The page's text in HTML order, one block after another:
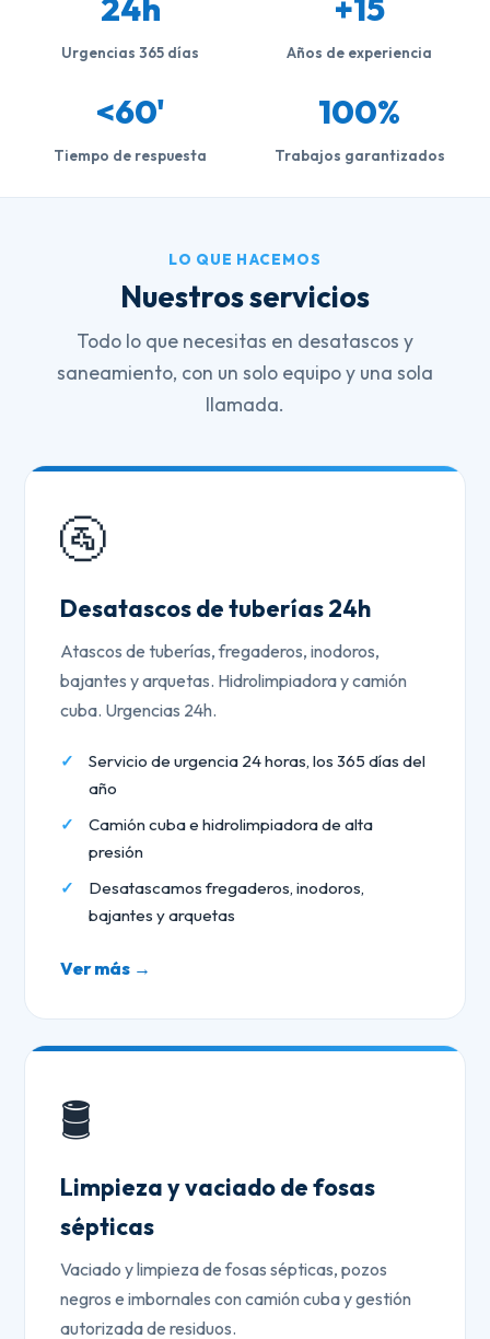
24h
Urgencias 365 días
+15
Años de experiencia
<60'
Tiempo de respuesta
100%
Trabajos garantizados
LO QUE HACEMOS
Nuestros servicios
Todo lo que necesitas en desatascos y
saneamiento, con un solo equipo y una sola
llamada.
🚰
Desatascos de tuberías 24h
Atascos de tuberías, fregaderos, inodoros,
bajantes y arquetas. Hidrolimpiadora y camión
cuba. Urgencias 24h.
Servicio de urgencia 24 horas, los 365 días del
año
Camión cuba e hidrolimpiadora de alta
presión
Desatascamos fregaderos, inodoros,
bajantes y arquetas
Ver más →
🛢️
Limpieza y vaciado de fosas
sépticas
Vaciado y limpieza de fosas sépticas, pozos
negros e imbornales con camión cuba y gestión
autorizada de residuos.